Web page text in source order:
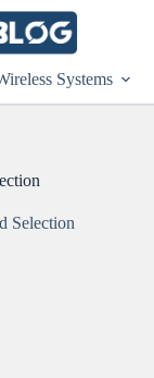
Systems
Selection